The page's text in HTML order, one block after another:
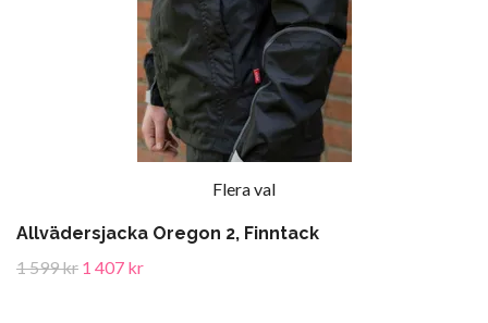
Flera val
Allvädersjacka Oregon 2, Finntack
1 599 kr 1 407 kr